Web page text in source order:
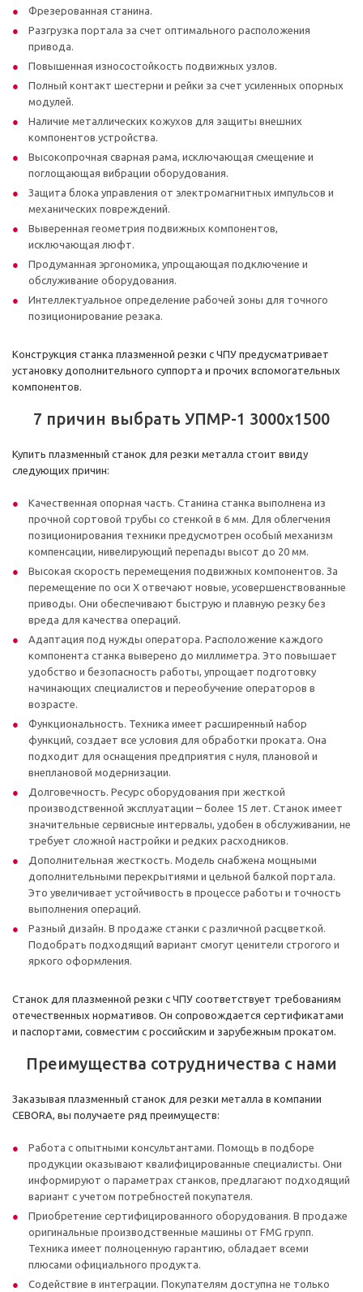
Фрезерованная станина.
Разгрузка портала за счет оптимального расположения
привода.
Повышенная износостойкость подвижных узлов.
Полный контакт шестерни и рейки за счет усиленных опорных
модулей.
Наличие металлических кожухов для защиты внешних
компонентов устройства.
Высокопрочная сварная рама, исключающая смещение и
поглощающая вибрации оборудования.
Защита блока управления от электромагнитных импульсов и
механических повреждений.
Выверенная геометрия подвижных компонентов,
исключающая люфт.
Продуманная эргономика, упрощающая подключение и
обслуживание оборудования.
Интеллектуальное определение рабочей зоны для точного
позиционирование резака.
Конструкция станка плазменной резки с ЧПУ предусматривает
установку дополнительного суппорта и прочих вспомогательных
компонентов.
7 причин выбрать УПМР-1 3000х1500
Купить плазменный станок для резки металла стоит ввиду
следующих причин:
Качественная опорная часть. Станина станка выполнена из
прочной сортовой трубы со стенкой в 6 мм. Для облегчения
позиционирования техники предусмотрен особый механизм
компенсации, нивелирующий перепады высот до 20 мм.
Высокая скорость перемещения подвижных компонентов. За
перемещение по оси Х отвечают новые, усовершенствованные
приводы. Они обеспечивают быструю и плавную резку без
вреда для качества операций.
Адаптация под нужды оператора. Расположение каждого
компонента станка выверено до миллиметра. Это повышает
удобство и безопасность работы, упрощает подготовку
начинающих специалистов и переобучение операторов в
возрасте.
Функциональность. Техника имеет расширенный набор
функций, создает все условия для обработки проката. Она
подходит для оснащения предприятия с нуля, плановой и
внеплановой модернизации.
Долговечность. Ресурс оборудования при жесткой
производственной эксплуатации – более 15 лет. Станок имеет
значительные сервисные интервалы, удобен в обслуживании, не
требует сложной настройки и редких расходников.
Дополнительная жесткость. Модель снабжена мощными
дополнительными перекрытиями и цельной балкой портала.
Это увеличивает устойчивость в процессе работы и точность
выполнения операций.
Разный дизайн. В продаже станки с различной расцветкой.
Подобрать подходящий вариант смогут ценители строгого и
яркого оформления.
Станок для плазменной резки с ЧПУ соответствует требованиям
отечественных нормативов. Он сопровождается сертификатами
и паспортами, совместим с российским и зарубежным прокатом.
Преимущества сотрудничества с нами
Заказывая плазменный станок для резки металла в компании
CEBORA, вы получаете ряд преимуществ:
Работа с опытными консультантами. Помощь в подборе
продукции оказывают квалифицированные специалисты. Они
информируют о параметрах станков, предлагают подходящий
вариант с учетом потребностей покупателя.
Приобретение сертифицированного оборудования. В продаже
оригинальные производственные машины от FMG групп.
Техника имеет полноценную гарантию, обладает всеми
плюсами официального продукта.
Содействие в интеграции. Покупателям доступна не только